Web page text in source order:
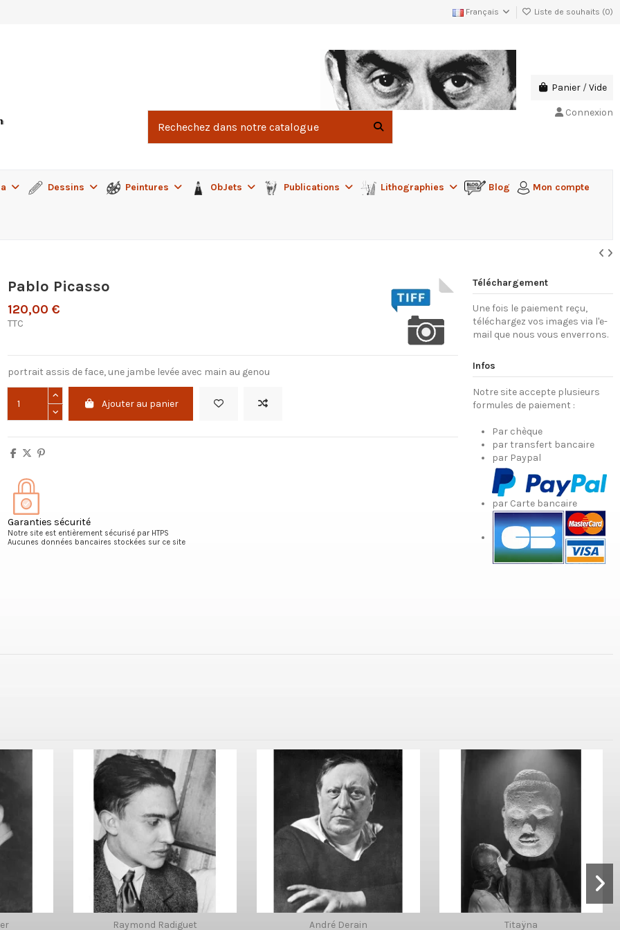
Français Liste de souhaits (0)
Panier /Vide
Connexion
Dessins Peintures ObJets Publications Lithographies Blog Mon compte
Pablo Picasso
120,00 €
TTC
portrait assis de face, une jambe levée avec main au genou
Ajouter au panier
Garanties sécurité
Notre site est entièrement sécurisé par HTPS
Aucunes données bancaires stockées sur ce site
Téléchargement
Une fois le paiement reçu,
téléchargez vos images via l'e-
mail que nous vous enverrons.
Infos
Notre site accepte plusieurs
formules de paiement :
Par chèque
par transfert bancaire
par Paypal
par Carte bancaire
Raymond Radiguet André Derain Titaÿna